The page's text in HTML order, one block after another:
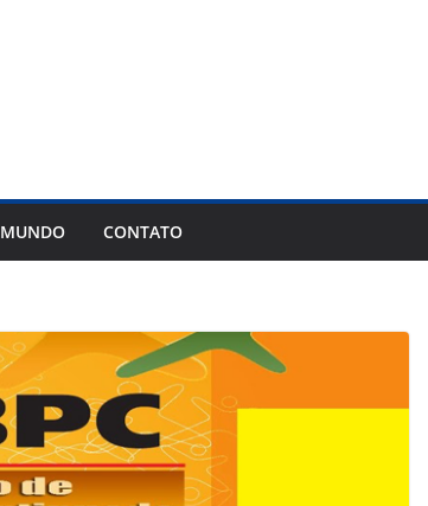
MUNDO CONTATO